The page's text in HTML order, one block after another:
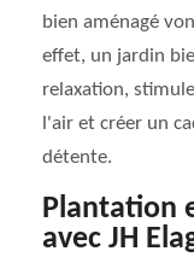
bien aménagé
effet, un jardin
relaxation,
l'air et créer un
détente.
Plantation
avec JH